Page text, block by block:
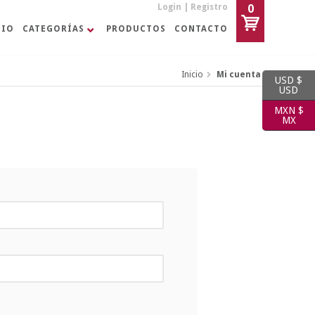
0
Login Registro
CATEGORÍAS PRODUCTOS CONTACTO
Inicio Mi cuenta
USD $
USD
MXN $
MX